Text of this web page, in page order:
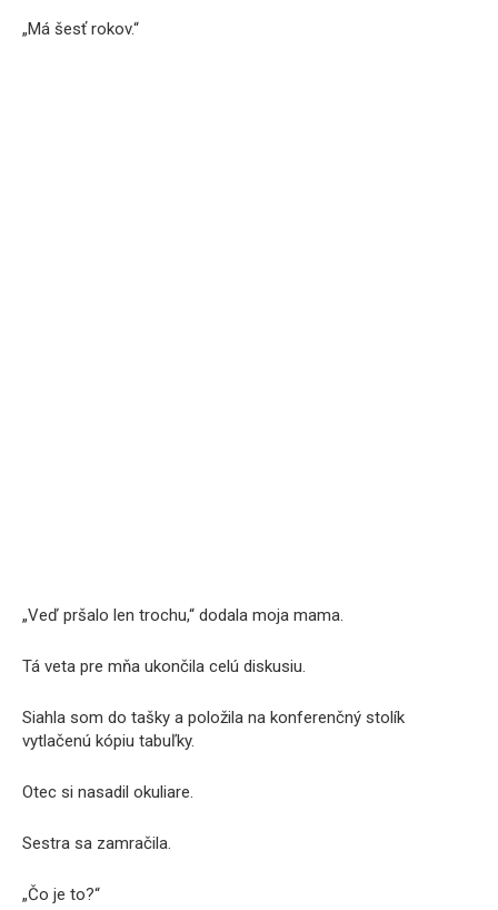
„Má šesť rokov.“
„Veď pršalo len trochu,“ dodala moja mama.
Tá veta pre mňa ukončila celú diskusiu.
Siahla som do tašky a položila na konferenčný stolík
vytlačenú kópiu tabuľky.
Otec si nasadil okuliare.
Sestra sa zamračila.
„Čo je to?“